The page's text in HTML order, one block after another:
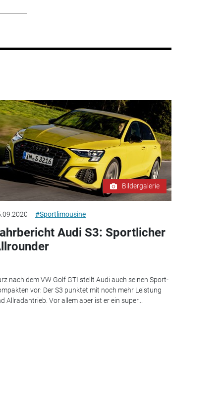
Bildergalerie
#Sportlimousine
Audi S3: Sportlicher
nach dem VW Golf GTI stellt Audi auch seinen Sport-
vor: Der S3 punktet mit noch mehr Leistung
Allradantrieb. Vor allem aber ist er ein super...